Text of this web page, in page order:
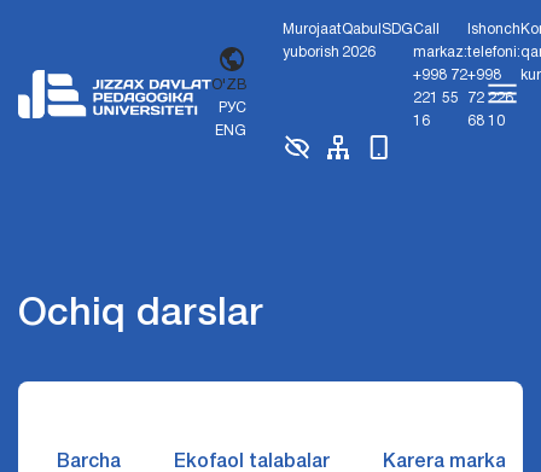
O'ZB
РУС
ENG
Murojaat
yuborish
Qabul
2026
SDGCall
markaz:
+998 72
221 55
16
Ishonch
telefoni:
+998
72 226
68 10
Ochiq darslar
Barcha Ekofaol talabalar Karera markazi